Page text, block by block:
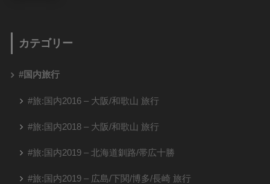
カテゴリー
#国内旅行
#旅:国内2016 – 大阪/和歌山 旅行
#旅:国内2018 – 大阪/和歌山 旅行
#旅:国内2019 – 北海道釧路/帯広十勝
#旅:国内2019 – 広島/下関/博多/長崎 旅行